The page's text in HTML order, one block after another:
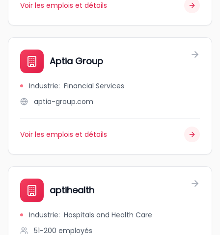
Voir les emplois et détails
Aptia Group
Industrie: Financial Services
aptia-group.com
Voir les emplois et détails
aptihealth
Industrie: Hospitals and Health Care
51-200 employés